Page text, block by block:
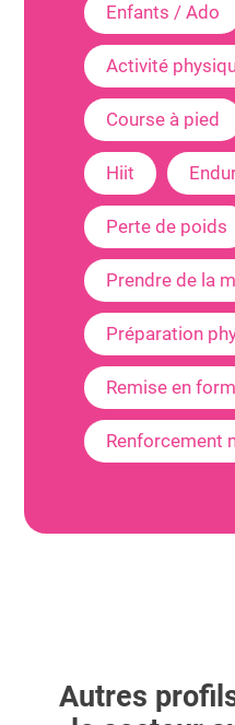
Enfants / Ado
Activité
Course à pied
Hiit
Perte de poids
Prendre de la
Préparation
Remise en
Renforcement
Autres